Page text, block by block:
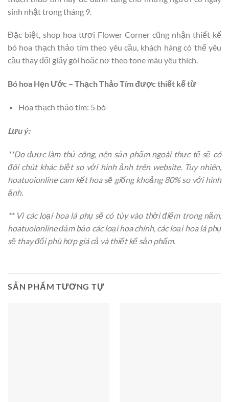
sinh nhật trong tháng 9.
Đặc biệt, shop hoa tươi Flower Corner cũng nhận thiết kế
bó hoa thạch thảo tím theo yêu cầu, khách hàng có thể yêu
cầu thay đổi giấy gói hoặc nơ theo tone màu yêu thích.
Bó hoa Hẹn Ước – Thạch Thảo Tím được thiết kế từ
Hoa thạch thảo tím: 5 bó
Lưu ý:
**Do được làm thủ công, nên sản phẩm ngoài thực tế sẽ có
đôi chút khác biệt so với hình ảnh trên website. Tuy nhiên,
hoatuoionline cam kết hoa sẽ giống khoảng 80% so với hình
ảnh.
** Vì các loại hoa lá phụ sẽ có tùy vào thời điểm trong năm,
hoatuoionline đảm bảo các loại hoa chính, các loại hoa lá phụ
sẽ thay đổi phù hợp giá cả và thiết kế sản phẩm.
SẢN PHẨM TƯƠNG TỰ